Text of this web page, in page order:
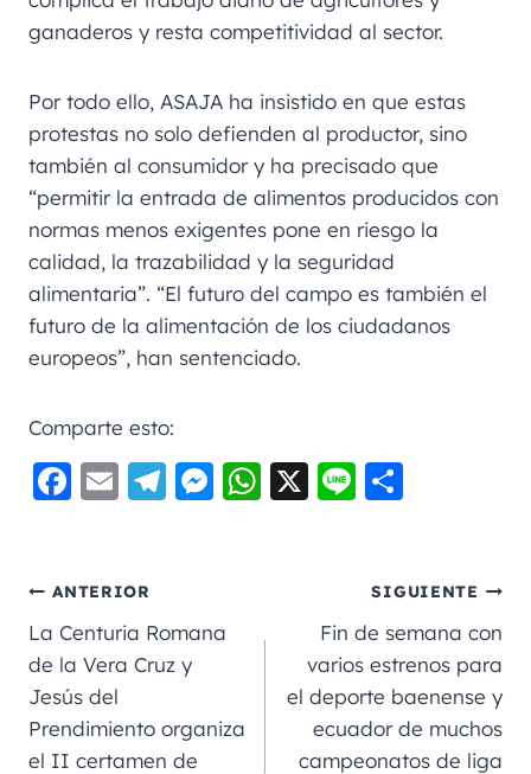
ganaderos y resta competitividad al sector.
Por todo ello, ASAJA ha insistido en que estas
protestas no solo defienden al productor, sino
también al consumidor y ha precisado que
“permitir la entrada de alimentos producidos con
normas menos exigentes pone en riesgo la
calidad, la trazabilidad y la seguridad
alimentaria”. “El futuro del campo es también el
futuro de la alimentación de los ciudadanos
europeos”, han sentenciado.
Comparte esto:
F
e
b
o
o
k
E
l
Te
m
M
n
er
W
A
X
Li
p
a
rt
ir
ANTERIOR
La Centuria Romana
de la Vera Cruz y
Jesús del
Prendimiento organiza
el II certamen de
SIGUIENTE
Fin de semana con
varios estrenos para
el deporte baenense y
ecuador de muchos
campeonatos de liga